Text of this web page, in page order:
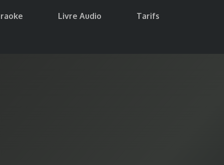
Livre Audio Tarifs